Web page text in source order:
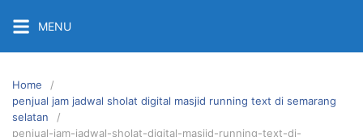
content
MENU
Home
penjual jam jadwal sholat digital masjid running text di semarang
selatan
penjual-jam-jadwal-sholat-digital-masjid-running-text-di-